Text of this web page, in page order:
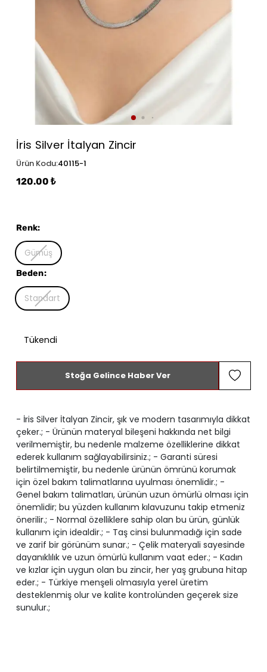
İris Silver İtalyan Zincir
Ürün Kodu:40115-1
120.00 ₺
- İris Silver İtalyan Zincir, şık ve modern tasarımıyla dikkat
çeker.; - Ürünün materyal bileşeni hakkında net bilgi
verilmemiştir, bu nedenle malzeme özelliklerine dikkat
ederek kullanım sağlayabilirsiniz.; - Garanti süresi
belirtilmemiştir, bu nedenle ürünün ömrünü korumak
için özel bakım talimatlarına uyulması önemlidir.; -
Genel bakım talimatları, ürünün uzun ömürlü olması için
önemlidir; bu yüzden kullanım kılavuzunu takip etmeniz
önerilir.; - Normal özelliklere sahip olan bu ürün, günlük
kullanım için idealdir.; - Taş cinsi bulunmadığı için sade
ve zarif bir görünüm sunar.; - Çelik materyali sayesinde
dayanıklılık ve uzun ömürlü kullanım vaat eder.; - Kadın
ve kızlar için uygun olan bu zincir, her yaş grubuna hitap
eder.; - Türkiye menşeli olmasıyla yerel üretim
desteklenmiş olur ve kalite kontrolünden geçerek size
sunulur.;
Renk:
Gümüş
Beden:
Standart
Tükendi
Stoğa Gelince Haber Ver